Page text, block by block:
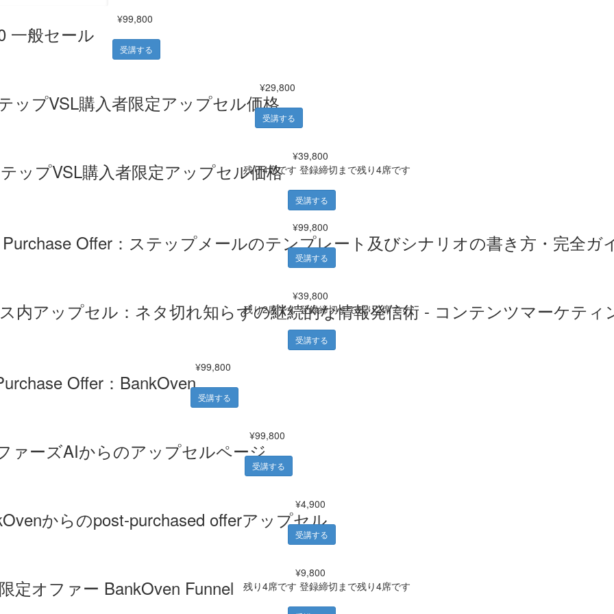
一般セール
¥99,800
受講する
ップVSL購入者限定アップセル価格
¥29,800
受講する
ップVSL購入者限定アップセル価格
¥39,800
残り4席です 登録締切まで残り4席です
受講する
Purchase Offer：ステップメールのテンプレート及びシナリオの書き方・完全ガ
¥99,800
受講する
内アップセル：ネタ切れ知らずの継続的な情報発信術 - コンテンツマーケティ
¥39,800
残り2席です登録締切まで残り2席です
受講する
Offer：BankOven
¥99,800
受講する
ァーズAIからのアップセルページ
¥99,800
受講する
からのpost-purchased offerアップセル
¥4,900
受講する
定オファー BankOven Funnel
¥9,800
残り4席です 登録締切まで残り4席です